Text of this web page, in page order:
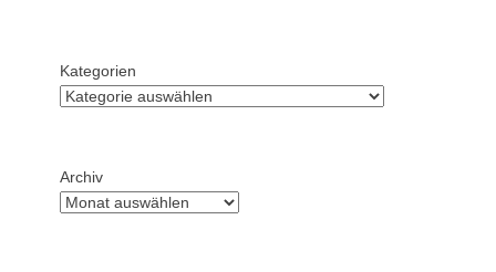
Kategorien
Archiv